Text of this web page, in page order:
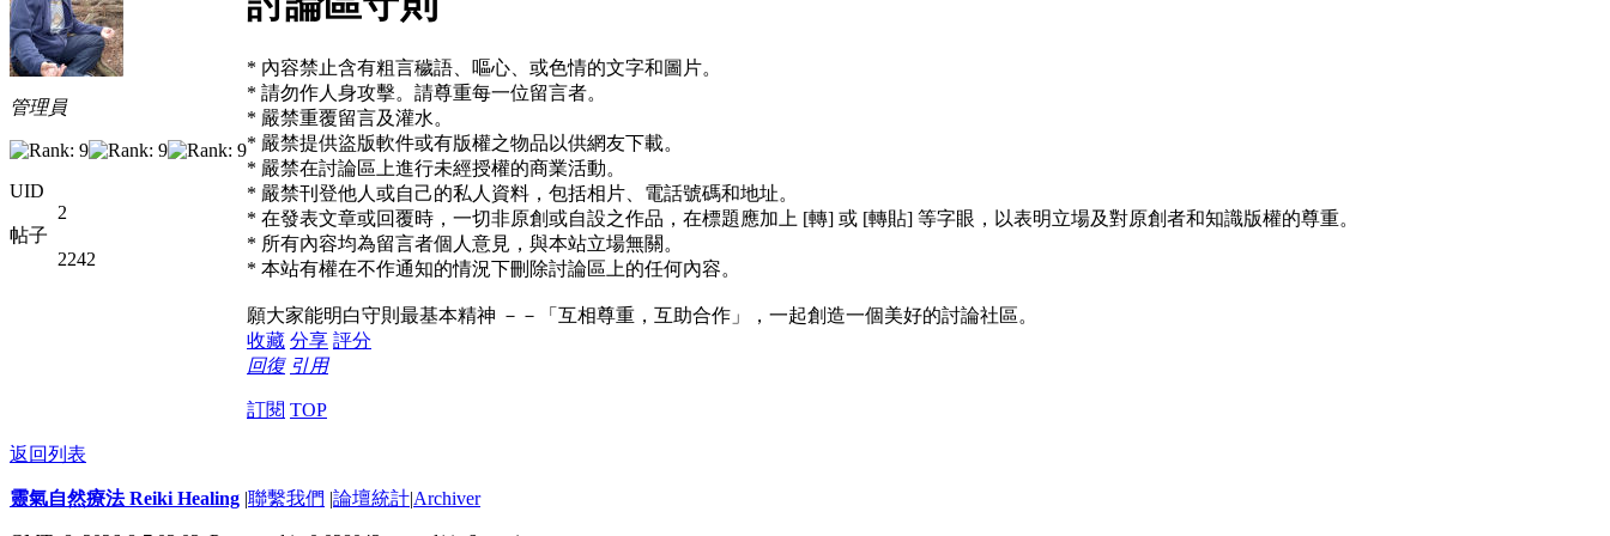
管理員
UID
2
帖子
2242
* 內容禁止含有粗言穢語、嘔心、或色情的文字和圖片。
* 請勿作人身攻擊。請尊重每一位留言者。
* 嚴禁重覆留言及灌水。
* 嚴禁提供盜版軟件或有版權之物品以供網友下載。
* 嚴禁在討論區上進行未經授權的商業活動。
* 嚴禁刊登他人或自己的私人資料，包括相片、電話號碼和地址。
* 在發表文章或回覆時，一切非原創或自設之作品，在標題應加上 [轉] 或 [轉貼] 等字眼，以表明立場及對原創者和知識版權的尊重。
* 所有內容均為留言者個人意見，與本站立場無關。
* 本站有權在不作通知的情況下刪除討論區上的任何內容。
願大家能明白守則最基本精神 －－「互相尊重，互助合作」，一起創造一個美好的討論社區。
收藏 分享 評分
回復 引用
訂閱 TOP
返回列表
靈氣自然療法 Reiki Healing |聯繫我們 |論壇統計|Archiver